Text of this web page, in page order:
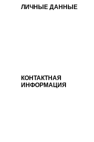
ЛИЧНЫЕ ДАННЫЕ
КОНТАКТНАЯ
ИНФОРМАЦИЯ